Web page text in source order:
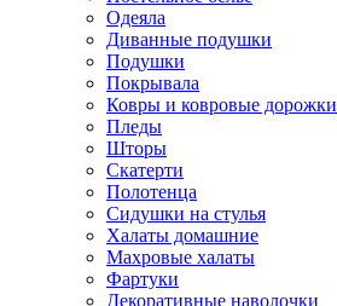
Одеяла
Диванные подушки
Подушки
Покрывала
Ковры и ковровые дорожки
Пледы
Шторы
Скатерти
Полотенца
Сидушки на стулья
Халаты домашние
Махровые халаты
Фартуки
Декоративные наволочки